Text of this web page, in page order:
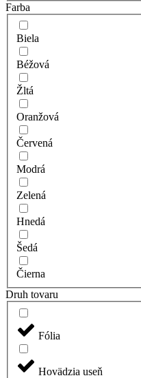
Farba
Biela
Béžová
Žltá
Oranžová
Červená
Modrá
Zelená
Hnedá
Šedá
Čierna
Druh tovaru
Fólia
Hovädzia useň